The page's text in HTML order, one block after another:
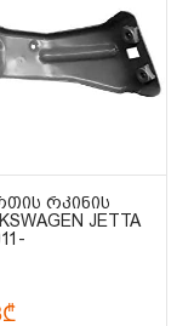
ᲠᲙᲘᲜᲘᲡ
JETTA